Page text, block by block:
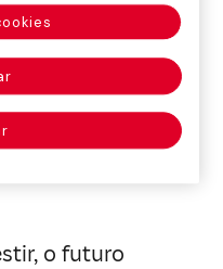
um preço mais
investir?
o futuro